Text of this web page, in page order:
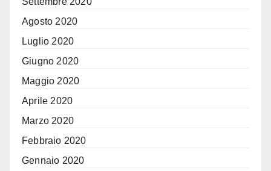
Agosto 2020
Luglio 2020
Giugno 2020
Maggio 2020
Aprile 2020
Marzo 2020
Febbraio 2020
Gennaio 2020